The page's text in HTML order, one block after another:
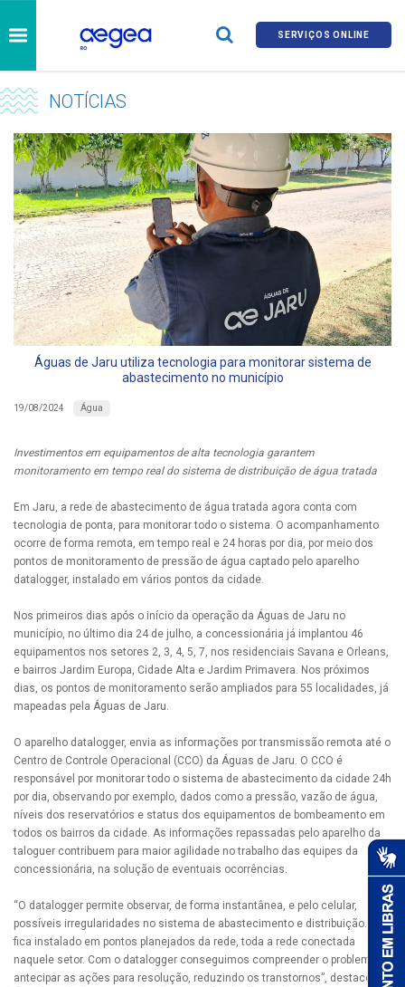
SERVIÇOS ONLINE
NOTÍCIAS
Águas de Jaru utiliza tecnologia para monitorar sistema de
abastecimento no município
19/08/2024 Água
Investimentos em equipamentos de alta tecnologia garantem
monitoramento em tempo real do sistema de distribuição de água tratada
Em Jaru, a rede de abastecimento de água tratada agora conta com
tecnologia de ponta, para monitorar todo o sistema. O acompanhamento
ocorre de forma remota, em tempo real e 24 horas por dia, por meio dos
pontos de monitoramento de pressão de água captado pelo aparelho
datalogger, instalado em vários pontos da cidade.
Nos primeiros dias após o início da operação da Águas de Jaru no
município, no último dia 24 de julho, a concessionária já implantou 46
equipamentos nos setores 2, 3, 4, 5, 7, nos residenciais Savana e Orleans,
e bairros Jardim Europa, Cidade Alta e Jardim Primavera. Nos próximos
dias, os pontos de monitoramento serão ampliados para 55 localidades, já
mapeadas pela Águas de Jaru.
O aparelho datalogger, envia as informações por transmissão remota até o
Centro de Controle Operacional (CCO) da Águas de Jaru. O CCO é
responsável por monitorar todo o sistema de abastecimento da cidade 24h
por dia, observando por exemplo, dados como a pressão, vazão de água,
níveis dos reservatórios e status dos equipamentos de bombeamento em
todos os bairros da cidade. As informações repassadas pelo aparelho da
taloguer contribuem para maior agilidade no trabalho das equipes da
concessionária, na solução de eventuais ocorrências.
“O datalogger permite observar, de forma instantânea, e pelo celular,
possíveis irregularidades no sistema de abastecimento e distribuição. Ele
fica instalado em pontos planejados da rede, toda a rede conectada
naquele setor. Com o datalogger conseguimos compreender o problema, e
antecipar as ações para resolução, reduzindo os transtornos”, destacou